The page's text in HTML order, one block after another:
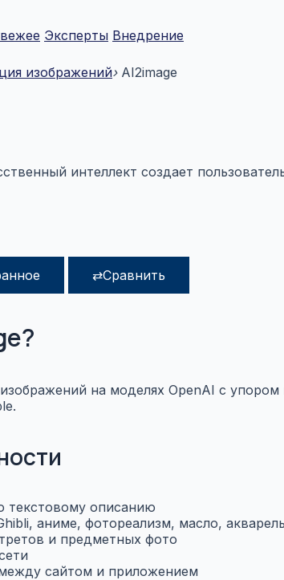
Эксперты Внедрение
изображений› AI2image
интеллект создает
⇄Сравнить
на моделях OpenAI с
текстовому описанию
аниме, фотореализм, масло,
и предметных фото
сайтом и приложением